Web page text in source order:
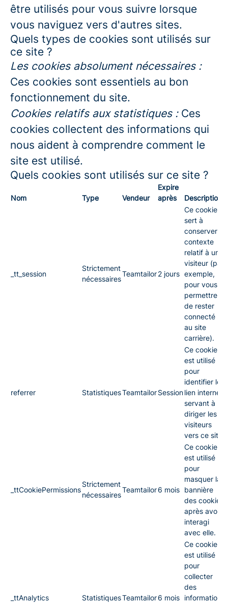
être utilisés pour vous suivre lorsque
vous naviguez vers d'autres sites.
Quels types de cookies sont utilisés sur
ce site ?
Les cookies absolument nécessaires :
Ces cookies sont essentiels au bon
fonctionnement du site.
Cookies relatifs aux statistiques :Ces
cookies collectent des informations qui
nous aident à comprendre comment le
site est utilisé.
Quels cookies sont utilisés sur ce site ?
Nom Type Vendeur
Expire
après
Description
_tt_session
Strictement
nécessaires
Teamtailor2 jours
Ce cookie
sert à
conserver le
contexte
relatif à un
visiteur (par
exemple,
pour vous
permettre
de rester
connecté
au site
carrière).
referrer StatistiquesTeamtailorSession
Ce cookie
est utilisé
pour
identifier le
lien internet
servant à
diriger les
visiteurs
vers ce site.
_ttCookiePermissions
Strictement
nécessaires
Teamtailor6 mois
Ce cookie
est utilisé
pour
masquer la
bannière
des cookies
après avoir
interagi
avec elle.
_ttAnalytics StatistiquesTeamtailor6 mois
Ce cookie
est utilisé
pour
collecter
des
informations